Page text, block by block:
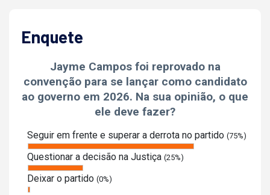
Enquete
Jayme Campos foi reprovado na
convenção para se lançar como candidato
ao governo em 2026. Na sua opinião, o que
ele deve fazer?
Seguir em frente e superar a derrota no partido (75%)
Questionar a decisão na Justiça (25%)
Deixar o partido (0%)